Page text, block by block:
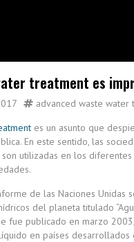
treatment es
advanced waste water
es un asunto que
En este sentido, las
utilizadas en los
de las Naciones Unidas
del planeta titulado
fue publicado en marzo
en países desarrollados